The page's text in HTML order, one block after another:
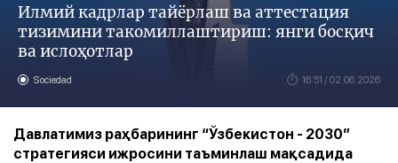
Илмий кадрлар тайёрлаш ва аттестация
тизимини такомиллаштириш: янги босқич
ва ислоҳотлар
Sociedad 16:51 / 02.06.2026
Давлатимиз раҳбарининг “Ўзбекистон - 2030”
стратегияси ижросини таъминлаш мақсадида